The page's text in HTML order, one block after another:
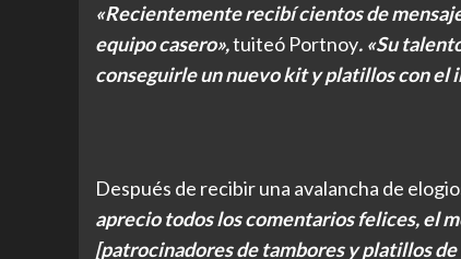
«Recientemente recibí cientos de
equipo casero»,tuiteó Portnoy. «Su
conseguirle un nuevo kit y platillos con el
Después de recibir una avalancha de
aprecio todos los comentarios felices, el
[patrocinadores de tambores y platillos